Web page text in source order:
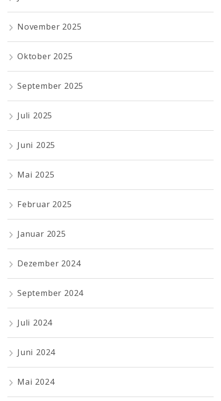
November 2025
Oktober 2025
September 2025
Juli 2025
Juni 2025
Mai 2025
Februar 2025
Januar 2025
Dezember 2024
September 2024
Juli 2024
Juni 2024
Mai 2024